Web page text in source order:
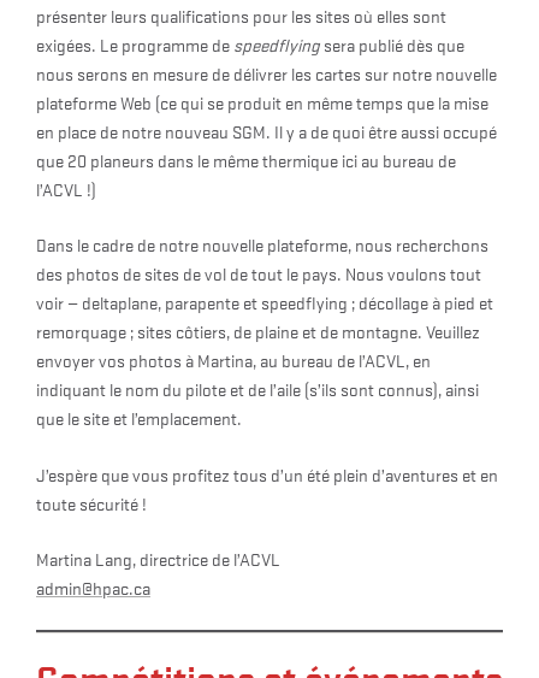
présenter leurs qualifications pour les sites où elles sont
exigées. Le programme despeedflyingsera publié dès que
nous serons en mesure de délivrer les cartes sur notre nouvelle
plateforme Web (ce qui se produit en même temps que la mise
en place de notre nouveau SGM. Il y a de quoi être aussi occupé
que 20 planeurs dans le même thermique ici au bureau de
l’ACVL !)
Dans le cadre de notre nouvelle plateforme, nous recherchons
des photos de sites de vol de tout le pays. Nous voulons tout
voir — deltaplane, parapente et speedflying ; décollage à pied et
remorquage ; sites côtiers, de plaine et de montagne. Veuillez
envoyer vos photos à Martina, au bureau de l’ACVL, en
indiquant le nom du pilote et de l’aile (s’ils sont connus), ainsi
que le site et l’emplacement.
J’espère que vous profitez tous d’un été plein d’aventures et en
toute sécurité !
Martina Lang, directrice de l’ACVL
admin@hpac.ca